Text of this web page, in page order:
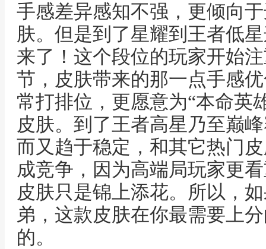
手感差异感知不强，更倾向
肤。但是到了星耀到王者低
来了！这个段位的玩家开始
节，皮肤带来的那一点手感
常打排位，更愿意为“本命英
皮肤。到了王者高星乃至巅
而又趋于稳定，和其它热门
成竞争，因为高端局玩家更
皮肤只是锦上添花。所以，
弟，这款皮肤在你最需要上
的。